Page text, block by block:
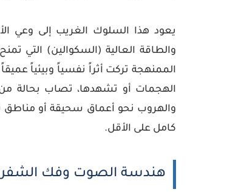
يعود هذا السلوك الغريب إلى وعي
والطاقة العالية (السكوالين) التي
الممنهجة تركت أثراً نفسياً وبيئياً
الهجمات أو تشهدها، تصاب بحالة من
والهروب نحو أعماق سحيقة أو مناطق
كامل على الأقل.
هندسة الصوت وفك